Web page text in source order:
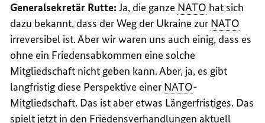
Generalsekretär Rutte: Ja, die ganze NATO hat sich
dazu bekannt, dass der Weg der Ukraine zur NATO
irreversibel ist. Aber wir waren uns auch einig, dass es
ohne ein Friedensabkommen eine solche
Mitgliedschaft nicht geben kann. Aber, ja, es gibt
langfristig diese Perspektive einer NATO-
Mitgliedschaft. Das ist aber etwas Längerfristiges. Das
spielt jetzt in den Friedensverhandlungen aktuell